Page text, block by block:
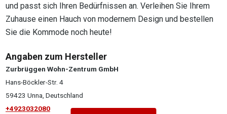
und passt sich Ihren Bedürfnissen an. Verleihen Sie Ihrem
Zuhause einen Hauch von modernem Design und bestellen
Sie die Kommode noch heute!
Angaben zum Hersteller
Zurbrüggen Wohn-Zentrum GmbH
Hans-Böckler-Str. 4
59423 Unna, Deutschland
+4923032080